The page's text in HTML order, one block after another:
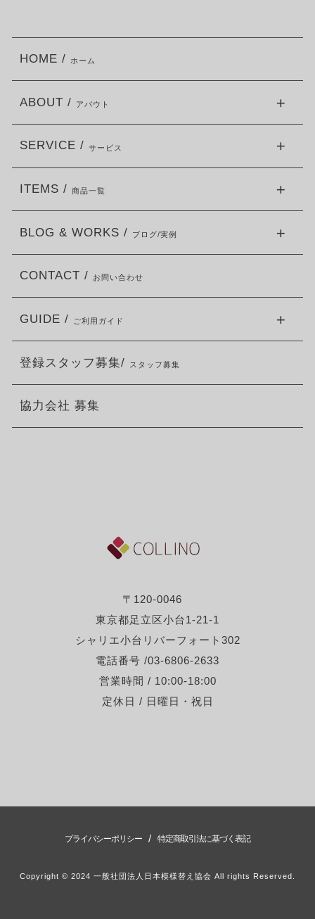
〒120-0046
東京都足立区小台1-21-1
シャリエ小台リバーフォート302
電話番号 /03-6806-2633
営業時間 / 10:00-18:00
定休日 / 日曜日・祝日
HOME / ホーム
ABOUT / アバウト
SERVICE / サービス
ITEMS / 商品一覧
BLOG & WORKS / ブログ/実例
CONTACT / お問い合わせ
GUIDE / ご利用ガイド
登録スタッフ募集/ スタッフ募集
協力会社 募集
プライバシーポリシー / 特定商取引法に基づく表記
Copyright © 2024 一般社団法人日本模様替え協会 All rights Reserved.